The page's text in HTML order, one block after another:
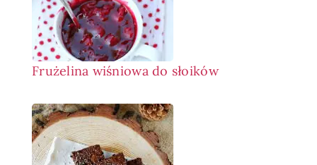
Frużelina wiśniowa do słoików